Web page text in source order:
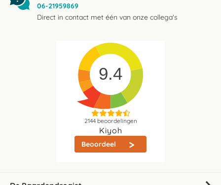
06-21959869
Direct in contact met één van onze collega's
9.4
2144beoordelingen
Kiyoh
Beoordeel